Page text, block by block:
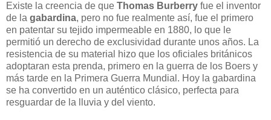
Existe la creencia de que Thomas Burberry fue el inventor
de la gabardina, pero no fue realmente así, fue el primero
en patentar su tejido impermeable en 1880, lo que le
permitió un derecho de exclusividad durante unos años. La
resistencia de su material hizo que los oficiales británicos
adoptaran esta prenda, primero en la guerra de los Boers y
más tarde en la Primera Guerra Mundial. Hoy la gabardina
se ha convertido en un auténtico clásico, perfecta para
resguardar de la lluvia y del viento.